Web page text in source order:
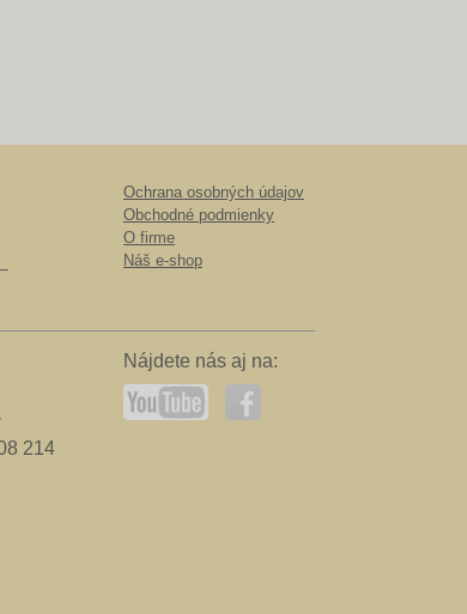
Ochrana osobných údajov
Obchodné podmienky
O firme
Náš e-shop
214
Nájdete nás aj na: